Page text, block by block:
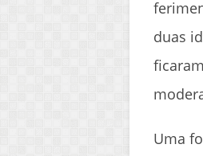
duas
Uma